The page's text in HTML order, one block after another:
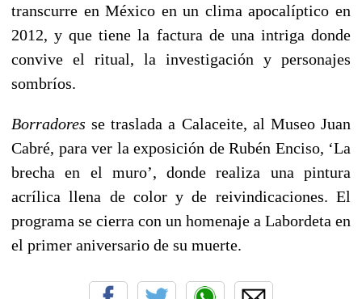
transcurre en México en un clima apocalíptico en
2012, y que tiene la factura de una intriga donde
convive el ritual, la investigación y personajes
sombríos.
Borradores se traslada a Calaceite, al Museo Juan
Cabré, para ver la exposición de Rubén Enciso, ‘La
brecha en el muro’, donde realiza una pintura
acrílica llena de color y de reivindicaciones. El
programa se cierra con un homenaje a Labordeta en
el primer aniversario de su muerte.